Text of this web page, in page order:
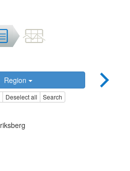
Region
Deselect all Search